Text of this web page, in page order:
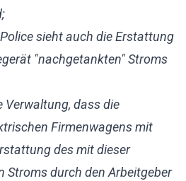
sieht auch die Erstattung
"nachgetankten" Stroms
Verwaltung, dass die
Firmenwagens mit
des mit dieser
Stroms durch den Arbeitgeber